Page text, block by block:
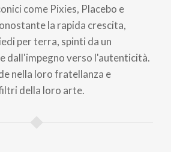
come Pixies, Placebo e
la rapida crescita,
per terra, spinti da un
dall'impegno verso l'autenticità.
nella loro fratellanza e
della loro arte.